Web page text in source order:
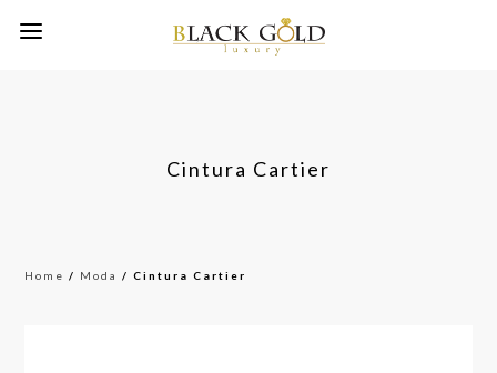
Cintura Cartier
Home / Moda / Cintura Cartier